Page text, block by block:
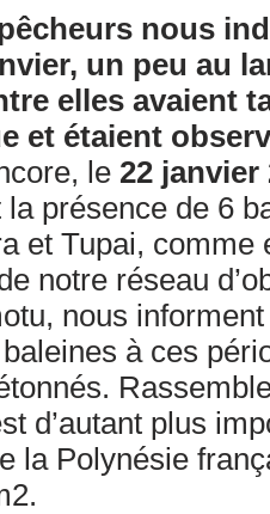
nous
un peu au
elles avaient
et étaient
le 22 janvier
présence de 6
et Tupai, comme
notre réseau
nous
à ces
d’autant plus
la Polynésie